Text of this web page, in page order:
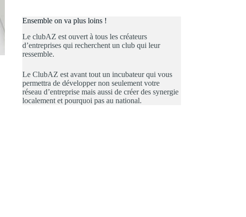
Ensemble on va plus loins !
Le clubAZ est ouvert à tous les créateurs
d’entreprises qui recherchent un club qui leur
ressemble.
Le ClubAZ est avant tout un incubateur qui vous
permettra de développer non seulement votre
réseau d’entreprise mais aussi de créer des synergie
localement et pourquoi pas au national.